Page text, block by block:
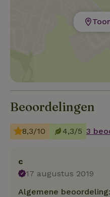
Beoordelingen
8,3/10 4,3/5 3
c
17 augustus 2019
Algemene